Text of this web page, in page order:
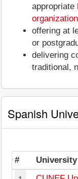
appropriate
offering at
or
delivering
traditional,
Spanish
# University